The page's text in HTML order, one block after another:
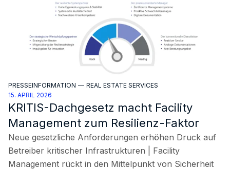
PRESSEINFORMATION — REAL ESTATE SERVICES
15. APRIL 2026
KRITIS-Dachgesetz macht Facility
Management zum Resilienz-Faktor
Neue gesetzliche Anforderungen erhöhen Druck auf
Betreiber kritischer Infrastrukturen | Facility
Management rückt in den Mittelpunkt von Sicherheit